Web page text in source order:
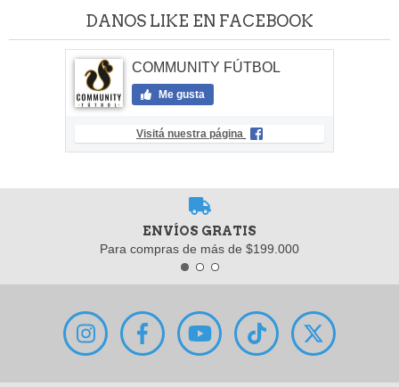
DANOS LIKE EN FACEBOOK
COMMUNITY FÚTBOL
Me gusta
Visitá nuestra página
ENVÍOS GRATIS
Para compras de más de $199.000